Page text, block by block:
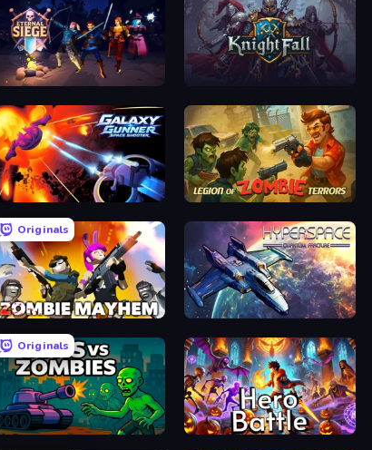
Eternal Siege
Galaxy Gunner: Space Shooter Legion of Zombie Terrors
Originals
Zombie Mayhem Hyperspace: Quantum Fracture
Originals
Guns vs Zombies Hero Battle - Fantasy Arena